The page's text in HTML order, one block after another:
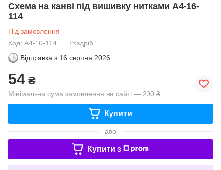
Схема на канві під вишивку нитками А4-16-
114
Під замовлення
Код: А4-16-114
Роздріб
Відправка з 16 серпня 2026
54 ₴
Мінімальна сума замовлення на сайті — 200 ₴
Купити
або
Купити з